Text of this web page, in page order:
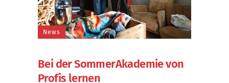
News
Bei der SommerAkademie von
Profis lernen